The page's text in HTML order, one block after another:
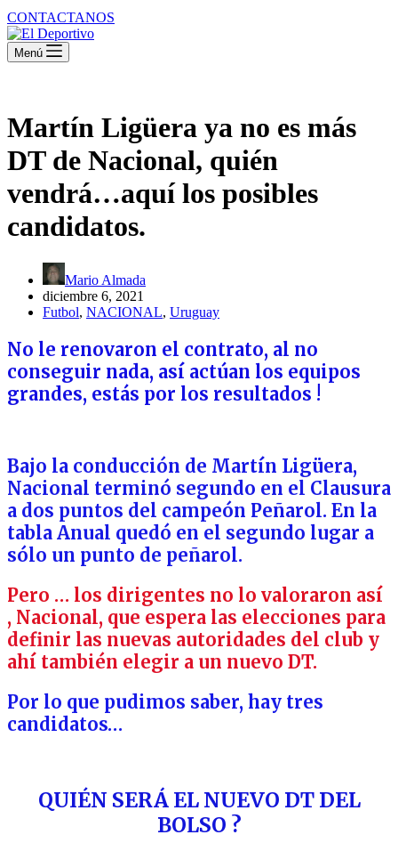
CONTACTANOS
Menú
Martín Ligüera ya no es más
DT de Nacional, quién
vendrá…aquí los posibles
candidatos.
Mario Almada
diciembre 6, 2021
Futbol, NACIONAL, Uruguay
No le renovaron el contrato, al no
conseguir nada, así actúan los equipos
grandes, estás por los resultados !
Bajo la conducción de Martín Ligüera,
Nacional terminó segundo en el Clausura
a dos puntos del campeón Peñarol. En la
tabla Anual quedó en el segundo lugar a
sólo un punto de peñarol.
Pero … los dirigentes no lo valoraron así
, Nacional, que espera las elecciones para
definir las nuevas autoridades del club y
ahí también elegir a un nuevo DT.
Por lo que pudimos saber, hay tres
candidatos…
QUIÉN SERÁ EL NUEVO DT DEL
BOLSO ?